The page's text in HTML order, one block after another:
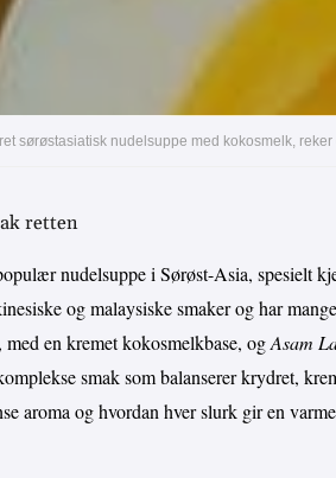
sørøstasiatisk nudelsuppe med kokosmelk,
retten
nudelsuppe i Sørøst-Asia, spesielt
og malaysiske smaker og har
med en kremet kokosmelkbase, ogAsam
smak som balanserer krydret,
aroma og hvordan hver slurk gir en